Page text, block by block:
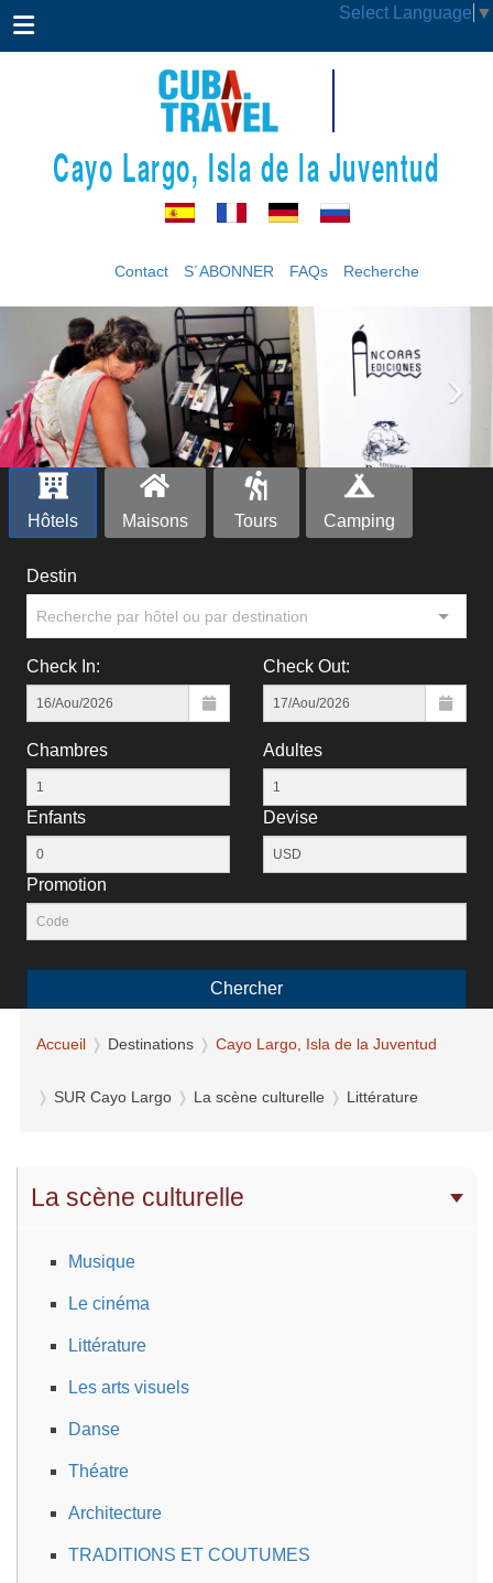
Select Language ▼
Cayo Largo, Isla de la Juventud
Contact S´ABONNER FAQs Recherche
‹ ›
Hôtels Maisons Tours Camping
Destin
Recherche par hôtel ou par destination
Check In: Check Out:
Chambres Adultes
Enfants Devise
Рromotion
Chercher
Accueil Destinations Cayo Largo, Isla de la Juventud
SUR Cayo Largo La scène culturelle Littérature
La scène culturelle
Musique
Le cinéma
Littérature
Les arts visuels
Danse
Théatre
Architecture
TRADITIONS ET COUTUMES